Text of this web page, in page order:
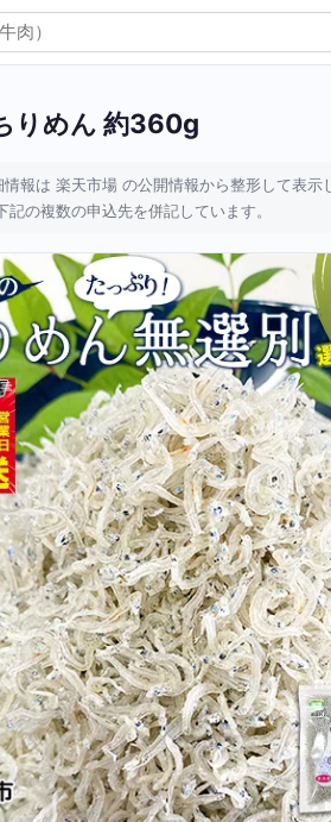
りめん 約360g
情報は 楽天市場 の公開情報から整形して表
記の複数の申込先を併記しています。